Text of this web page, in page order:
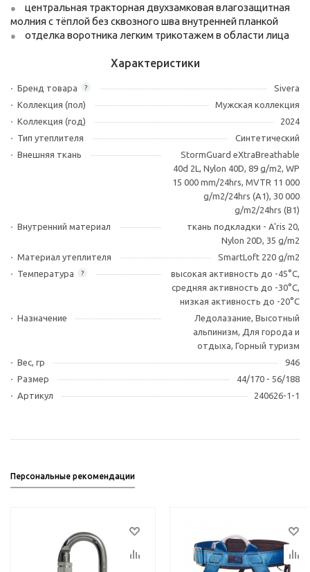
центральная тракторная двухзамковая влагозащитная
молния с тёплой без сквозного шва внутренней планкой
отделка воротника легким трикотажем в области лица
Характеристики
?
Бренд товара
Sivera
Коллекция (пол)
Мужская коллекция
Коллекция (год)
2024
Тип утеплителя
Синтетический
Внешняя ткань
StormGuard eXtraBreathable
40d 2L, Nylon 40D, 89 g/m2, WP
15 000 mm/24hrs, MVTR 11 000
g/m2/24hrs (A1), 30 000
g/m2/24hrs (B1)
Внутренний материал
ткань подкладки - A'ris 20,
Nylon 20D, 35 g/m2
Материал утеплителя
SmartLoft 220 g/m2
?
Температура
высокая активность до -45°С,
средняя активность до -30°С,
низкая активность до -20°С
Назначение
Ледолазание, Высотный
альпинизм, Для города и
отдыха, Горный туризм
Вес, гр
946
Размер
44/170 - 56/188
Артикул
240626-1-1
Персональные рекомендации